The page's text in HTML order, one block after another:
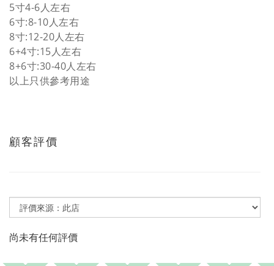
5寸4-6人左右
6寸:8-10人左右
8寸:12-20人左右
6+4寸:15人左右
8+6寸:30-40人左右
以上只供參考用途
顧客評價
尚未有任何評價